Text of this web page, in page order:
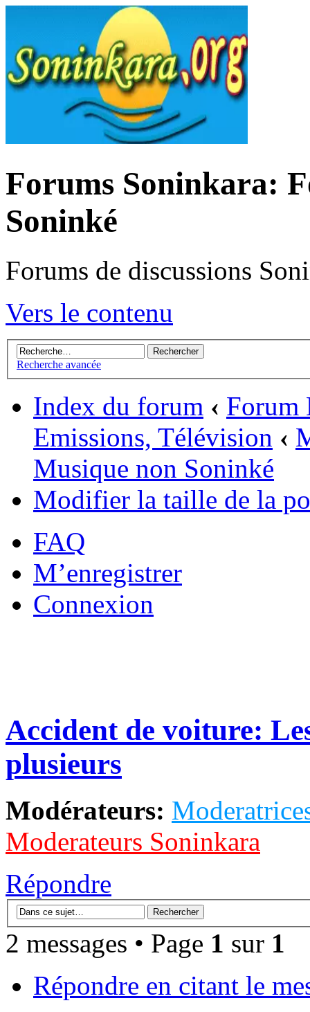
Forums Soninkara:
Soninké
Forums de discussions
Vers le contenu
Recherche avancée
Index du forum ‹ Forum
Emissions, Télévision ‹
Musique non Soninké
Modifier la taille de la
FAQ
M’enregistrer
Connexion
Accident de voiture:
plusieurs
Modérateurs:
Moderateurs Soninkara
Répondre
2 messages • Page 1 sur 1
Répondre en citant le